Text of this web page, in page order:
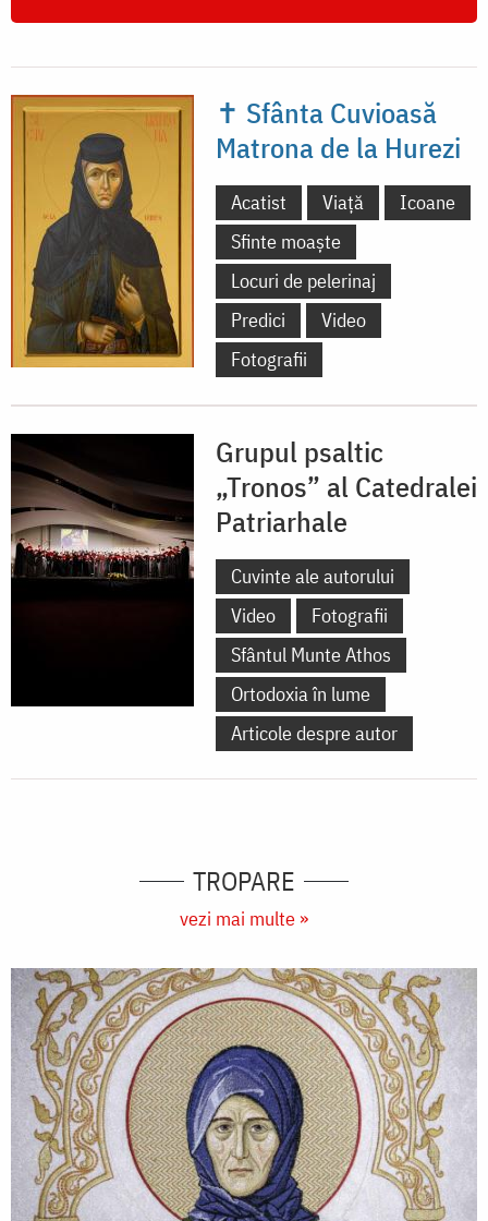
✝ Sfânta Cuvioasă
Matrona de la Hurezi
Acatist Viață
Icoane
Sfinte moaște
Locuri de pelerinaj
Predici
Video
Fotografii
Grupul psaltic
„Tronos” al Catedralei
Patriarhale
Cuvinte ale autorului
Video
Fotografii
Sfântul Munte Athos
Ortodoxia în lume
Articole despre autor
TROPARE
vezi mai multe »